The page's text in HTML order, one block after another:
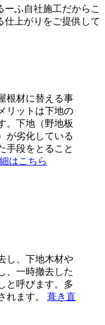
ふ自社施工だからこ
仕上がりをご提供して
根材に替える事
リットは下地の
。下地（野地板
が劣化している
手段をとること
はこちら
し、下地木材や
、一時撤去した
と呼びます。多
れます。 葺き直